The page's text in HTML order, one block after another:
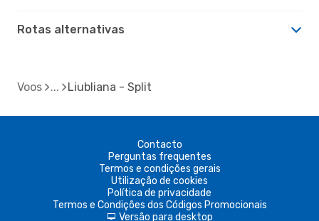
Rotas alternativas
Voos Liubliana - Split
Contacto
Perguntas frequentes
Termos e condições gerais
Utilização de cookies
Política de privacidade
Termos e Condições dos Códigos Promocionais
d Versão para desktop